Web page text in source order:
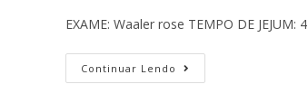
EXAME: Waaler rose TEMPO DE JEJUM:
Continuar Lendo